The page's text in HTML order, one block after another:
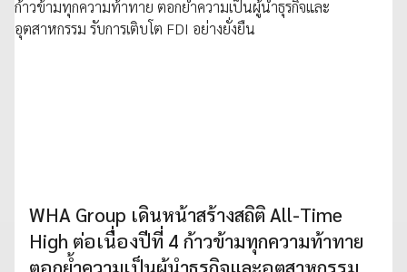
WHA Group เดินหน้าสร้างสถิติ All-Time
High ต่อเนื่องปีที่ 4 ก้าวข้ามทุกความท้าทาย
ตอกย้ำความเป็นผู้นำธุรกิจและอุตสาหกรรม